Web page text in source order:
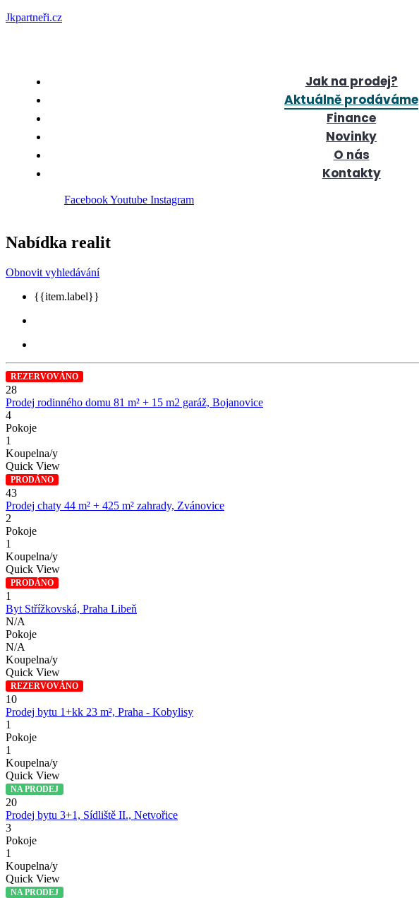
Jkpartneři.cz
Jak na prodej?
Aktuálně prodáváme
Finance
Novinky
O nás
Kontakty
FacebookYoutube Instagram
Nabídka realit
Obnovit vyhledávání
{{item.label}}
REZERVOVÁNO
28
Prodej rodinného domu 81 m² + 15 m2 garáž, Bojanovice
4
Pokoje
1
Koupelna/y
Quick View
PRODÁNO
43
Prodej chaty 44 m² + 425 m² zahrady, Zvánovice
2
Pokoje
1
Koupelna/y
Quick View
PRODÁNO
1
Byt Střížkovská, Praha Libeň
N/A
Pokoje
N/A
Koupelna/y
Quick View
REZERVOVÁNO
10
Prodej bytu 1+kk 23 m², Praha - Kobylisy
1
Pokoje
1
Koupelna/y
Quick View
NA PRODEJ
20
Prodej bytu 3+1, Sídliště II., Netvořice
3
Pokoje
1
Koupelna/y
Quick View
NA PRODEJ